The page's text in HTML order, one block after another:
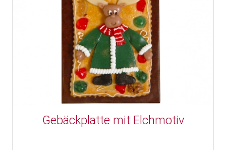
Gebäckplatte mit Elchmotiv